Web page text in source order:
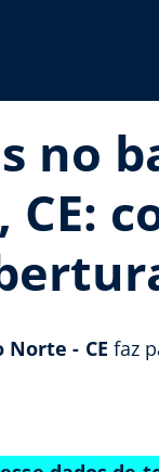
no
CE:
Norte - CE faz